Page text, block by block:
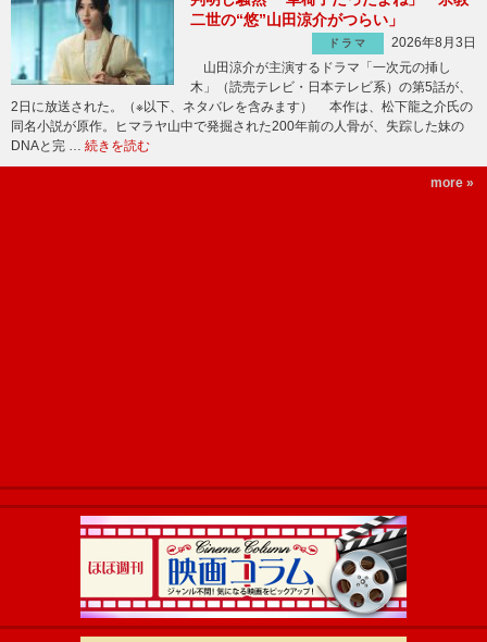
二世の“悠”山田涼介がつらい」
ドラマ
2026年8月3日
山田涼介が主演するドラマ「一次元の挿し
木」（読売テレビ・日本テレビ系）の第5話が、
2日に放送された。（※以下、ネタバレを含みます） 本作は、松下龍之介氏の
同名小説が原作。ヒマラヤ山中で発掘された200年前の人骨が、失踪した妹の
DNAと完 … 続きを読む
more »